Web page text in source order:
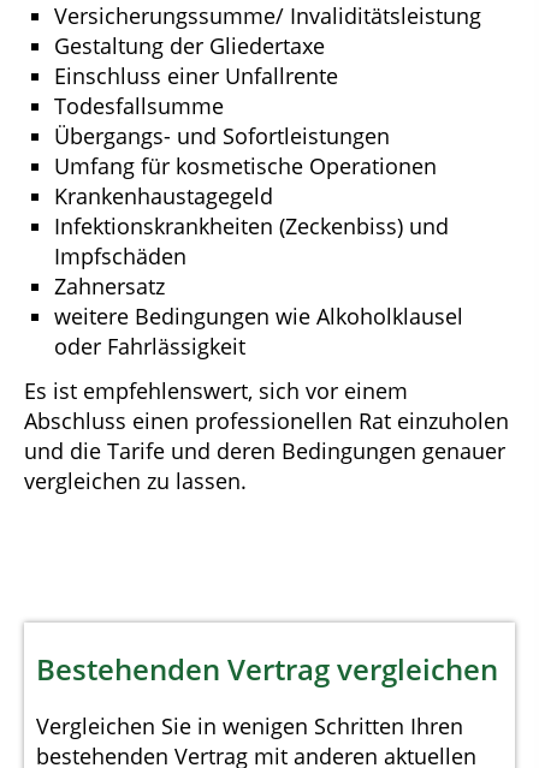
Versicherungssumme/ Invaliditätsleistung
Gestaltung der Gliedertaxe
Einschluss einer Unfallrente
Todesfallsumme
Übergangs- und Sofortleistungen
Umfang für kosmetische Operationen
Krankenhaustagegeld
Infektionskrankheiten (Zeckenbiss) und
Impfschäden
Zahnersatz
weitere Bedingungen wie Alkoholklausel
oder Fahrlässigkeit
Es ist empfehlenswert, sich vor einem
Abschluss einen professionellen Rat einzuholen
und die Tarife und deren Bedingungen genauer
vergleichen zu lassen.
Bestehenden Vertrag vergleichen
Vergleichen Sie in wenigen Schritten Ihren
bestehenden Vertrag mit anderen aktuellen